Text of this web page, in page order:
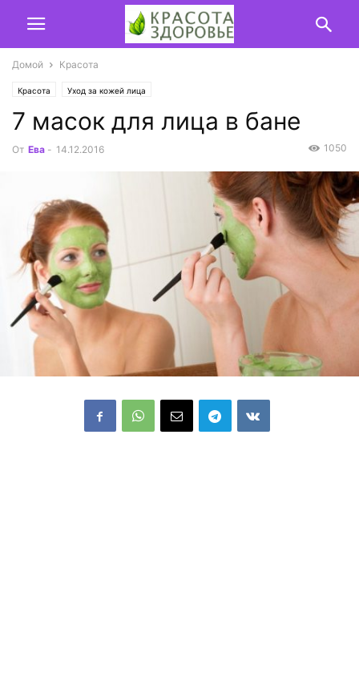
Домой Красота
Красота Уход за кожей лица
7 масок для лица в бане
От Ева - 14.12.2016 1050